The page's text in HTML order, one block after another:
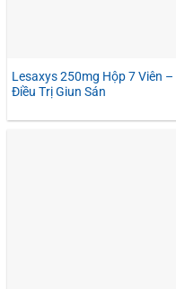
Lesaxys 250mg Hộp 7 Viên –
Điều Trị Giun Sán